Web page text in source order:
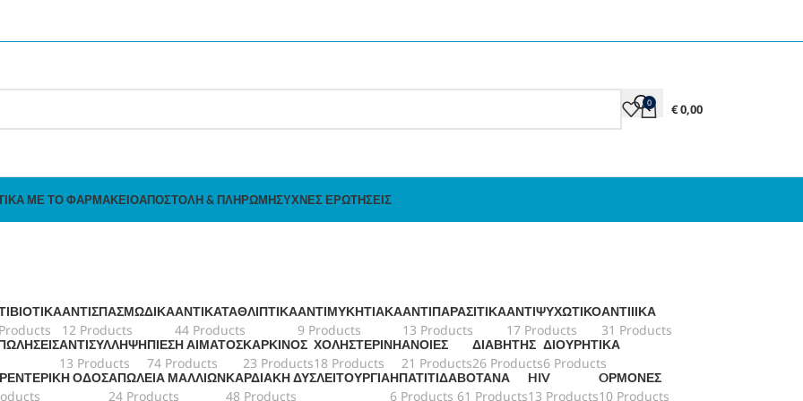
0 €0,00
ΜΕ ΤΟ ΦΑΡΜΑΚΕΊΟΑΠΟΣΤΟΛΉ & ΠΛΗΡΩΜΉΣΥΧΝΈΣ ΕΡΩΤΉΣΕΙΣ
ΑΝΤΙΣΠΑΣΜΩΔΙΚΆ
12 Products
ΑΝΤΙΚΑΤΑΘΛΙΠΤΙΚΆ
44 Products
ΑΝΤΙΜΥΚΗΤΙΑΚΆ
9 Products
ΑΝΤΙΠΑΡΑΣΙΤΙΚΆ
13 Products
ΑΝΤΙΨΥΧΩΤΙΚΌ
17 Products
ΑΝΤΙΙΙΚΆ
31 Products
ΑΝΤΙΣΎΛΛΗΨΗ
13 Products
ΠΊΕΣΗ ΑΊΜΑΤΟΣ
74 Products
ΚΑΡΚΊΝΟΣ
23 Products
ΧΟΛΗΣΤΕΡΊΝΗ
18 Products
ΆΝΟΙΕΣ
21 Products
ΔΙΑΒΉΤΗΣ
26 Products
ΔΙΟΥΡΗΤΙΚΆ
6 Products
ΟΔΌΣΑΠΏΛΕΙΑ ΜΑΛΛΙΏΝ
24 Products
ΚΑΡΔΙΑΚΉ ΔΥΣΛΕΙΤΟΥΡΓΊΑ
48 Products
ΗΠΑΤΊΤΙΔΑ
6 Products
ΒΌΤΑΝΑ
61 Products
HIV
13 Products
OΡΜΌΝΕΣ
10 Products